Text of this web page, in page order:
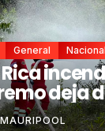
General
deja
MAURIPOOL